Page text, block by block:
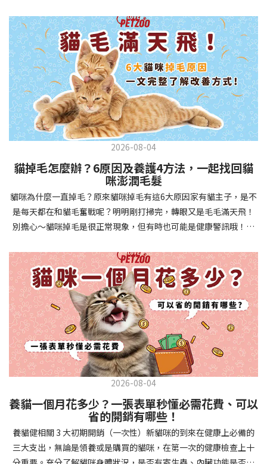
相處中獲得回報狗狗訓練指南，六步驟培養幼犬開始幼犬訓練時，
系統性的方法能帶來最佳效果。從信任建立到習慣養成，每個階段
都至關重要，缺一不可。良好的訓練應循序漸進，把握幼犬成長敏
感期，以積極正向的方式引導。遵循這六個步驟，即使是第一次養
狗的新手，也能輕鬆將調皮的小狗訓練成聽話的好夥伴！建立信任
基礎 幼犬訓練的第一步不是教指令，而是建立信任。剛到新家的幼
犬可能感到緊張不安，給予適當空間適應環境很重要。用溫柔的聲
音交談，提供安全舒適的窩，維持規律的餵食和如廁時間，讓幼犬
感到安心。輕輕撫摸、溫柔擁抱，每天安排固定玩耍時間，這些都
任你後，可開始教導基本指令。從簡單的「坐下」開始，再逐步學
習「趴下」、「等待」和「過來」。每次訓練保持在5-10分鐘內，
避免幼犬注意力分散。使用清晰一致的口令和手勢，成功時立即給
予獎勵和讚美。記住，重複是學習的關鍵，每天多次短時間練習效
果最佳。調整日常行為除了基本指令，幼犬還需學習生活禮儀。如
時立即獎勵。另外要處理的常見問題包括咬人、啃咬家具和亂叫。
每當出現不當行為，給予適當替代品（如咬玩具代替咬手），並在
幼犬選擇正確行為時獎勵，這比責罵更有效。社交化訓練 兩個月大
的幼犬正處於社會化黃金期，這階段的經驗將深刻影響未來性格。
安排幼犬接觸不同人類（包括兒童、戴眼鏡的人、使用拐杖的人
等）、各種動物、交通工具和環境聲音。起初保持在安全、受控的
情境中，逐漸增加複雜度。每次正面社交體驗後給予獎勵，建立幼
犬對新事物的積極態度。進階技巧強化 基礎訓練穩固後，可以進入
更複雜的技巧訓練。這包括遠距離控制、不同干擾下的指令遵從、
多步驟動作等。使用延遲獎勵技巧，讓幼犬學會即使沒有立即獎勵
也能保持良好行為。引入不同環境中的訓練，如公園、寵物店等，
幫助幼犬在各種情境下都能聽從指令。維持良好習慣 成功的訓練不
是一次性的，而是需要持續維護。即使幼犬已經掌握所有技能，也
要定期複習，防止行為退化。將訓練融入日常生活，如出門前的
若超過 24 小時沒改善，建議就醫。血便（帶血絲或黑色糞便） 👉
可能是嚴重腸胃問題，應立即帶去獸醫院！想知道貓咪拉肚子的真
正原因，只要透過 5 個簡單步驟，就能判斷問題嚴重性，決定是否
需要就醫！接下來我們一起來看看該怎麼做吧！🐾 貓咪拉肚子怎麼
辦？5步驟判斷貓咪拉肚子是否需要馬上看醫生貓咪拉肚子的因素與
許多原因有關，更換食物、誤食異物或不乾淨的東西、寄生蟲、其
他疾病。 5 步驟判斷貓咪拉肚子原因，要不要看醫生？當貓咪拉肚
子時，不用慌張！透過以下 5 個步驟，就能快速判斷原因，並決定
是否需要帶去獸醫院。📌 貓咪拉肚子判斷步驟1：觀察糞便的狀態：
糞便質地是關鍵！不同形態代表不同的腸胃狀況📌 貓咪拉肚子判斷
步驟2：回想最近的飲食變化：有沒有突然換飼料或罐頭？ 有沒有吃
到新零食或人類食物？ 是否誤食異物？📌 貓咪拉肚子判斷步驟3：
確認環境與生活作息：最近是否搬家、換貓砂、新成員加入？ 天氣
是否有變化？ 飼主是否長時間外出？📌 貓咪拉肚子判斷步驟4：觀
察貓咪的精神與食慾：貓咪精神好嗎？、食慾是否正常？，可先觀
下降，表示身體狀況不佳，應儘快就醫！📌 貓咪拉肚子判斷步驟5：
檢查是否需要帶去看獸醫 如果拉肚子 1~2 次但精神好、食慾正常，
可以先觀察，如果腹瀉超過 48 小時或水狀腹瀉 + 嗜睡、食慾下降、
嘔吐 應立即就醫。 透過這 5 個步驟，你可以快速判斷貓咪拉肚子的
原因與嚴重程度，確保毛孩的腸胃健康！如果不確定情況，還是建
議讓獸醫檢查，才能安心哦！🐾💖4種高風險群貓咪拉肚子要小心高
風險貓咪包含：幼貓、老貓、懷孕貓、有慢性疾病貓，這些貓咪在
身體狀況出現警訊時要特別注意，如拉肚子次數超過2次以上，就建
議直接尋求獸醫協助。2要訣判斷貓咪拉肚子要不要看醫生 高風險貓
的貓咪，如拉肚子超過2-3天，建議直接尋求獸醫師協助。並記得提
供觀察紀錄給予獸醫師進行專業判斷。貓咪拉肚子但精神很好？如
果飼主有發現貓咪拉肚子的情形，但貓咪的精神很好。有可能與飲
食方便相關，回想是否進食新的食物，或是正進行飼料更換的過
2026-08-04
貓掉毛怎麼辦？6原因及養護4方法，一起找回貓
咪澎潤毛髮
貓咪為什麼一直掉毛？原來貓咪掉毛有這6大原因家有貓主子，是不
是每天都在和貓毛奮戰呢？明明剛打掃完，轉眼又是毛毛滿天飛！
別擔心～貓咪掉毛是很正常現象，但有時也可能是健康警訊哦！以
兩全其美！貓咪掉毛原因1. 皮膚問題貓咪皮膚問題是造成掉毛的常
見兇手！皮膚發炎、感染或是長期搔癢，都會讓貓咪的毛髮失去健
康光澤並大量脫落。常見的皮膚問題包括皮膚黴菌、細菌感染、疥
癬蟲等寄生蟲，甚至是皮膚過度乾燥。如果發現貓咪皮膚有紅腫、
結痂、脫屑或異常氣味，同時伴隨掉毛，建議盡快帶牠看獸醫哦！
貓咪掉毛原因2. 過敏誰說只有人類會過敏？貓咪也會！貓咪可能對
環境中的塵蟎、花粉、清潔劑，甚至是食物中的某些成分產生過敏
反應。過敏症狀不只是打噴嚏、流眼淚，還會引起皮膚搔癢和掉毛
問題。特別是食物過敏，更是常被忽略的掉毛元兇！如果貓咪經常
抓癢或舔舐特定部位，同時伴隨掉毛，很可能是過敏在作怪呢！貓
咪掉毛原因3. 營養不足貓咪的毛髮健康與營養息息相關！當貓咪飲
食中缺乏必要的蛋白質、脂肪酸（尤其是Omega-3和Omega-
6）、維生素或礦物質時，毛髮就會變得乾燥、脆弱，容易斷裂脫
落。長期餵食低品質或不均衡的貓糧，可能使貓咪營養不良，進而
2026-08-04
養貓一個月花多少？一張表單秒懂必需花費、可以
省的開銷有哪些！
養貓健相關 3 大初期開銷（一次性）新貓咪的到來在健康上必備的
三大支出，無論是領養或是購買的貓咪，在第一次的健康檢查上十